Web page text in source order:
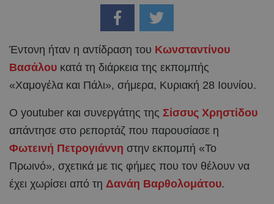
Έντονη ήταν η αντίδραση του Κωνσταντίνου
Βασάλου κατά τη διάρκεια της εκπομπής
«Χαμογέλα και Πάλι», σήμερα, Κυριακή 28 Ιουνίου.
Ο youtuber και συνεργάτης της Σίσσυς Χρηστίδου
απάντησε στο ρεπορτάζ που παρουσίασε η
Φωτεινή Πετρογιάννη στην εκπομπή «Το
Πρωινό», σχετικά με τις φήμες που τον θέλουν να
έχει χωρίσει από τη Δανάη Βαρθολομάτου.